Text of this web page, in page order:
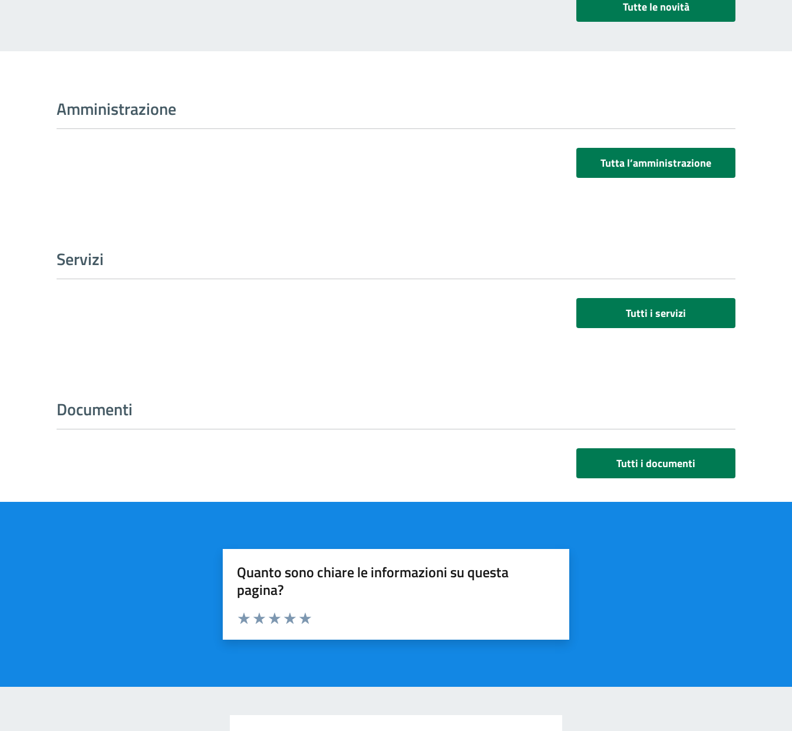
Tutte le novità
Amministrazione
Tutta l’amministrazione
Servizi
Tutti i servizi
Documenti
Tutti i documenti
Quanto sono chiare le informazioni su questa
pagina?